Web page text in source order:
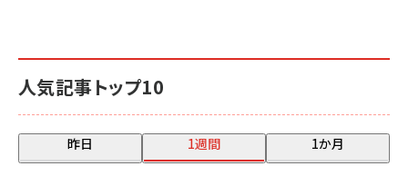
人気記事トップ10
昨日 1週間 1か月